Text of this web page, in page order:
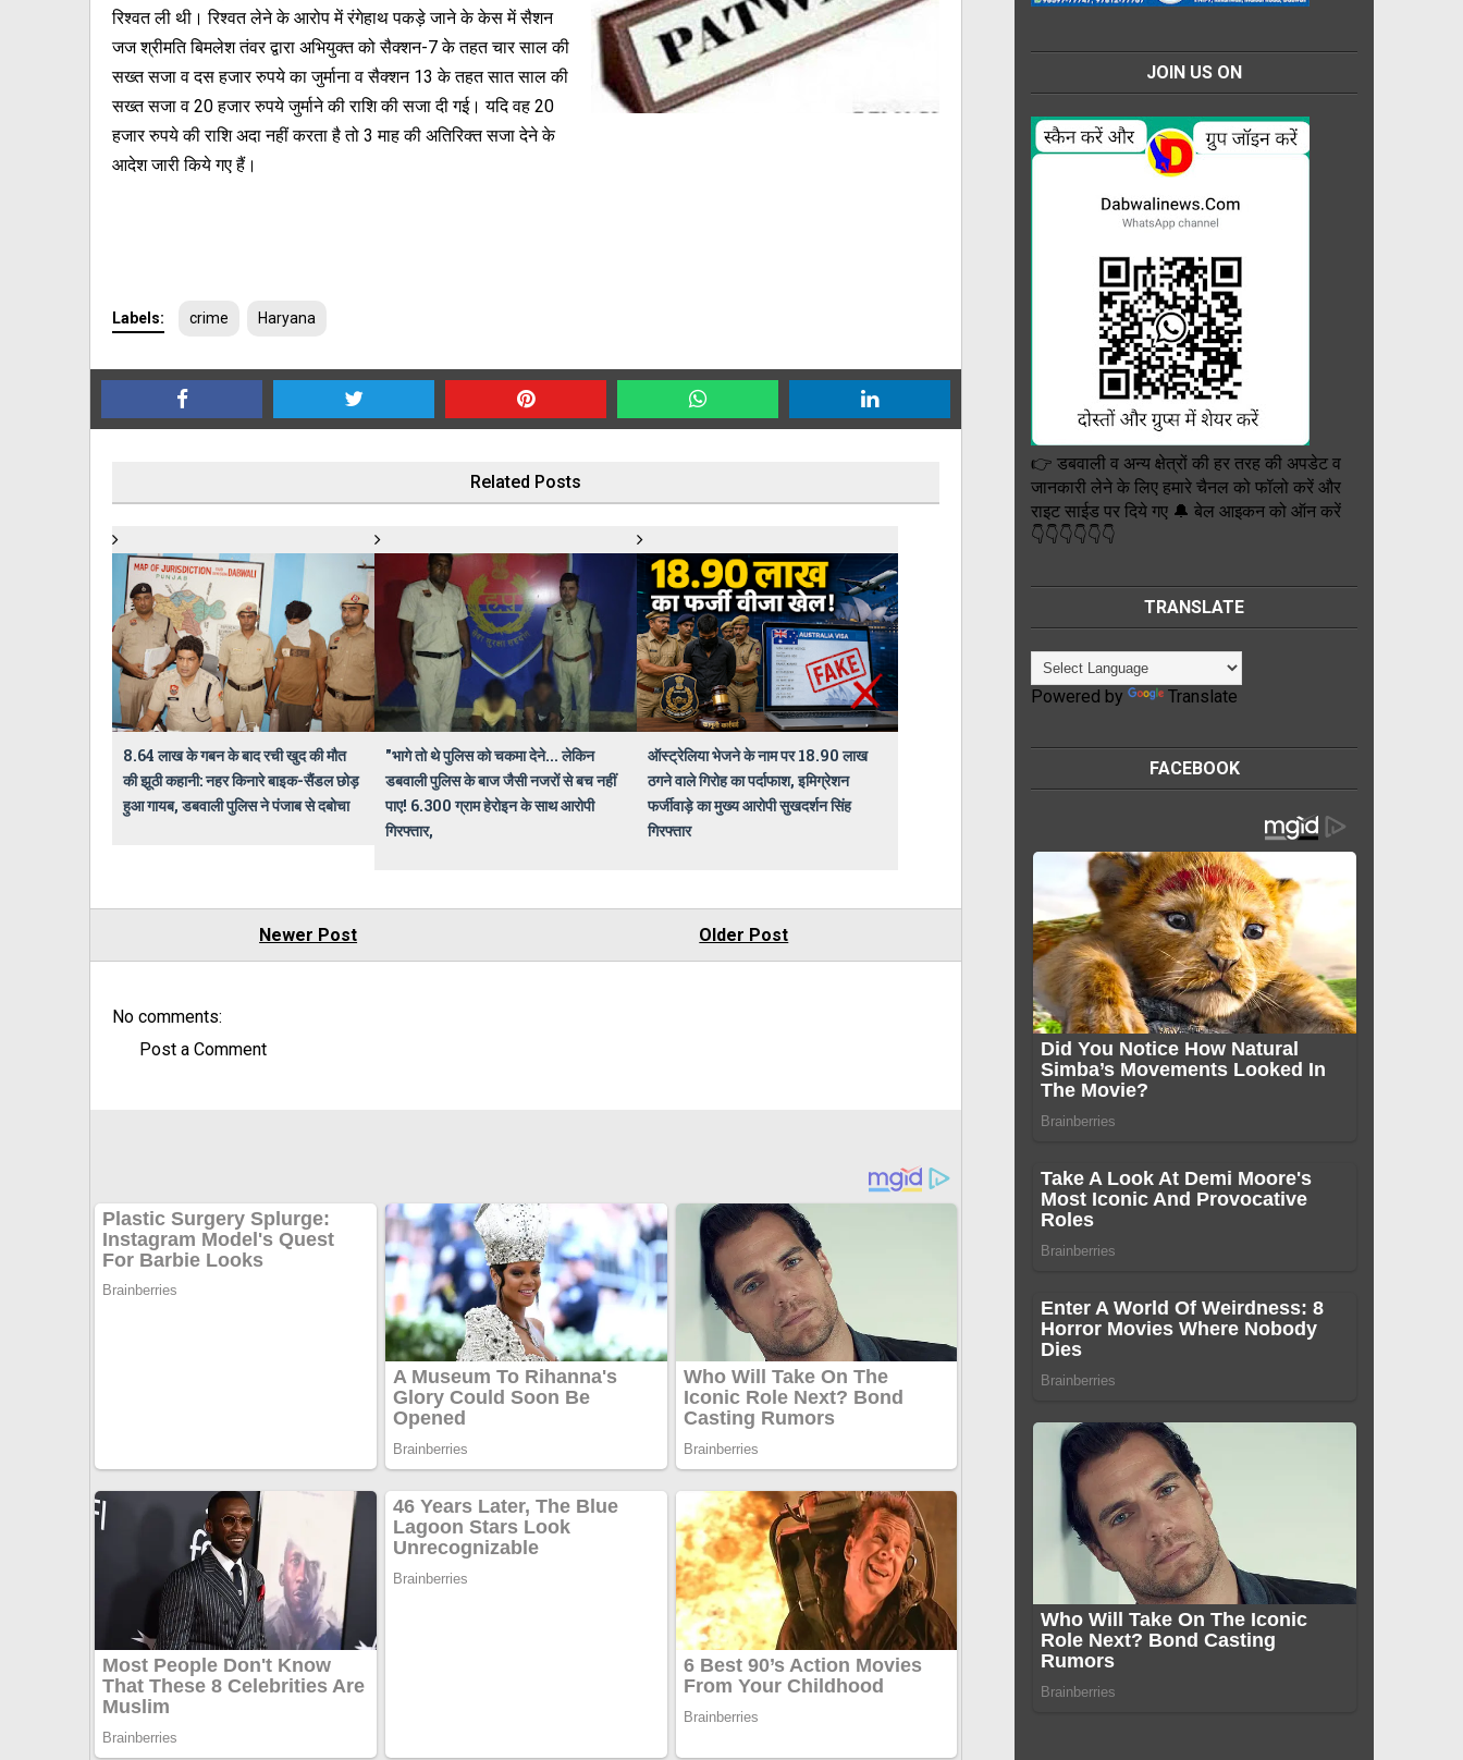
रिश्वत ली थी। रिश्वत लेने के आरोप में रंगेहाथ पकड़े जाने के केस में सैशन
जज श्रीमति बिमलेश तंवर द्वारा अभियुक्त को सैक्शन-7 के तहत चार साल की
सख्त सजा व दस हजार रुपये का जुर्माना व सैक्शन 13 के तहत सात साल की
सख्त सजा व 20 हजार रुपये जुर्माने की राशि की सजा दी गई। यदि वह 20
हजार रुपये की राशि अदा नहीं करता है तो 3 माह की अतिरिक्त सजा देने के
आदेश जारी किये गए हैं।
Labels: crime Haryana
Related Posts
8.64 लाख के गबन के बाद रची खुद की मौत
की झूठी कहानी: नहर किनारे बाइक-सैंडल छोड़
हुआ गायब, डबवाली पुलिस ने पंजाब से दबोचा
"भागे तो थे पुलिस को चकमा देने... लेकिन
डबवाली पुलिस के बाज जैसी नजरों से बच नहीं
पाए! 6.300 ग्राम हेरोइन के साथ आरोपी
गिरफ्तार,
ऑस्ट्रेलिया भेजने के नाम पर 18.90 लाख
ठगने वाले गिरोह का पर्दाफाश, इमिग्रेशन
फर्जीवाड़े का मुख्य आरोपी सुखदर्शन सिंह
गिरफ्तार
Newer Post Older Post
No comments:
Post a Comment
JOIN US ON
👉 डबवाली व अन्य क्षेत्रों की हर तरह की अपडेट व
जानकारी लेने के लिए हमारे चैनल को फॉलो करें और
राइट साईड पर दिये गए 🔔 बेल आइकन को ऑन करें
👇👇👇👇👇👇
TRANSLATE
Powered by Translate
FACEBOOK